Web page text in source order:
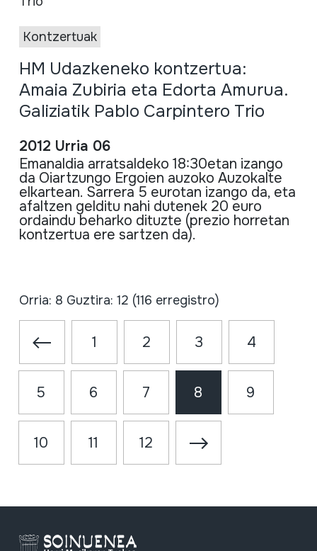
Kontzertuak
HM Udazkeneko kontzertua:
Amaia Zubiria eta Edorta Amurua.
Galiziatik Pablo Carpintero Trio
2012 Urria 06
Emanaldia arratsaldeko 18:30etan izango
da Oiartzungo Ergoien auzoko Auzokalte
elkartean. Sarrera 5 eurotan izango da, eta
afaltzen gelditu nahi dutenek20 euro
ordaindu beharko dituzte (prezio horretan
kontzertua ere sartzen da).
Orria: 8 Guztira: 12 (116 erregistro)
1 2 3 4
5 6 7 8 9
10 11 12